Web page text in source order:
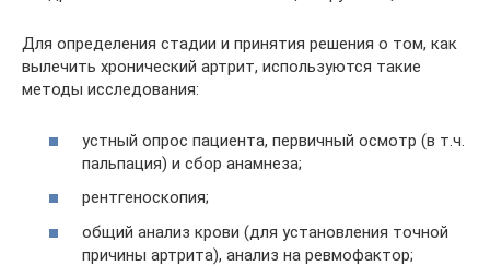
Для определения стадии и принятия решения о том, как
вылечить хронический артрит, используются такие
методы исследования:
устный опрос пациента, первичный осмотр (в т.ч.
пальпация) и сбор анамнеза;
рентгеноскопия;
общий анализ крови (для установления точной
причины артрита), анализ на ревмофактор;